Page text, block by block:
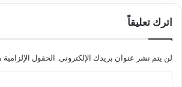
اترك تعليقاً
لن يتم نشر عنوان بريدك الإلكتروني. الحقول الإلزامية